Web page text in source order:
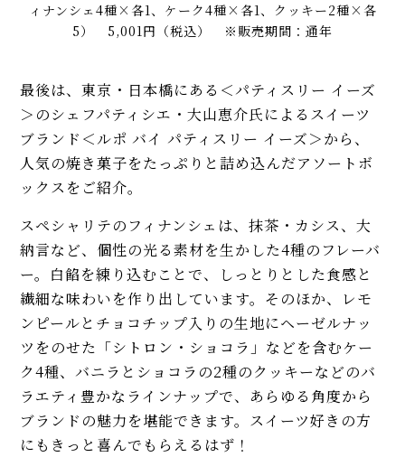
ィナンシェ4種×各1、ケーク4種×各1、クッキー2種×各
5） 5,001円（税込） ※販売期間：通年
最後は、東京・日本橋にある＜パティスリー イーズ
＞のシェフパティシエ・大山恵介氏によるスイーツ
ブランド＜ルポ バイ パティスリー イーズ＞から、
人気の焼き菓子をたっぷりと詰め込んだアソートボ
ックスをご紹介。
スペシャリテのフィナンシェは、抹茶・カシス、大
納言など、個性の光る素材を生かした4種のフレーバ
ー。白餡を練り込むことで、しっとりとした食感と
繊細な味わいを作り出しています。そのほか、レモ
ンピールとチョコチップ入りの生地にヘーゼルナッ
ツをのせた「シトロン・ショコラ」などを含むケー
ク4種、バニラとショコラの2種のクッキーなどのバ
ラエティ豊かなラインナップで、あらゆる角度から
ブランドの魅力を堪能できます。スイーツ好きの方
にもきっと喜んでもらえるはず！